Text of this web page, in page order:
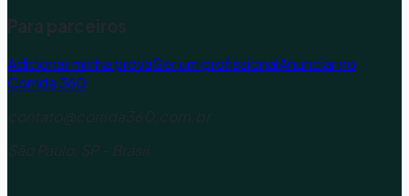
Para parceiros
Adicionar minha provaSer um profissionalAnunciar no
Corrida 360
contato@corrida360.com.br
São Paulo, SP - Brasil